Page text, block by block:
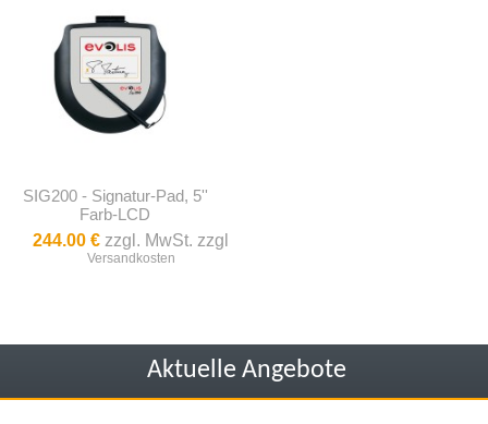
SIG200 - Signatur-Pad, 5''
Farb-LCD
244.00 € zzgl. MwSt. zzgl
Versandkosten
Aktuelle Angebote